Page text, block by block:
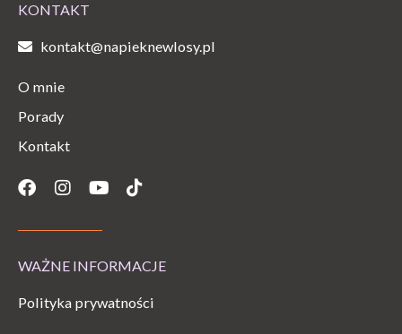
KONTAKT
kontakt@napieknewlosy.pl
O mnie
Porady
Kontakt
Facebook
Instagram
YoutubeTiktok
WAŻNE INFORMACJE
Polityka prywatności